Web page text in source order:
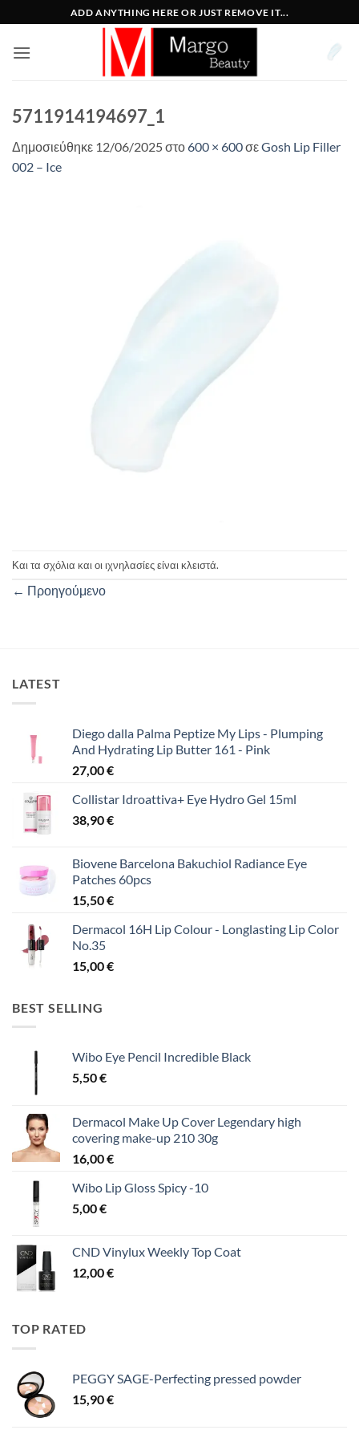
στο
περιεχόμενο
ADD ANYTHING HERE OR JUST REMOVE IT...
5711914194697_1
Δημοσιεύθηκε 12/06/2025στο600 × 600σεGosh Lip Filler
002 – Ice
Και τα σχόλια και οι ιχνηλασίες είναι κλειστά.
← Προηγούμενο
LATEST
Diego dalla Palma Peptize My Lips - Plumping
And Hydrating Lip Butter 161 - Pink
27,00€
Collistar Idroattiva+ Eye Hydro Gel 15ml
38,90€
Biovene Barcelona Bakuchiol Radiance Eye
Patches 60pcs
15,50€
Dermacol 16H Lip Colour - Longlasting Lip Color
No.35
15,00€
BEST SELLING
Wibo Eye Pencil Incredible Black
5,50€
Dermacol Make Up Cover Legendary high
covering make-up 210 30g
16,00€
Wibo Lip Gloss Spicy -10
5,00€
CND Vinylux Weekly Top Coat
12,00€
TOP RATED
PEGGY SAGE-Perfecting pressed powder
15,90€